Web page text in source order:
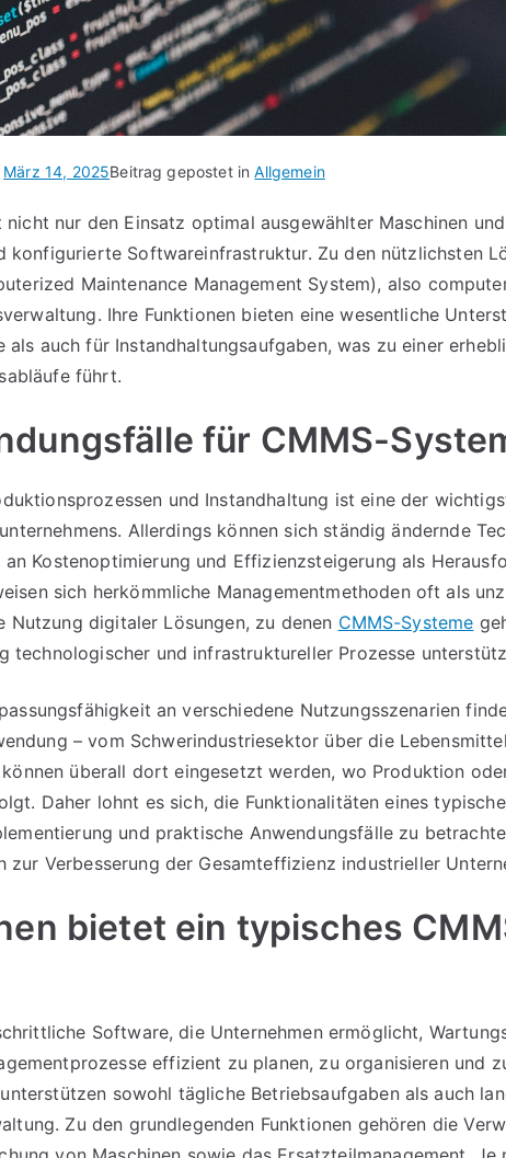
März 14, 2025Beitrag gepostet inAllgemein
nur den Einsatz optimal ausgewählter Maschinen
konfigurierte Softwareinfrastruktur. Zu den nützlichsten
Maintenance Management System), also
Ihre Funktionen bieten eine wesentliche
auch für Instandhaltungsaufgaben, was zu einer
führt.
für CMMS-
und Instandhaltung ist eine der
Allerdings können sich ständig ändernde
Kostenoptimierung und Effizienzsteigerung als
sich herkömmliche Managementmethoden oft als
digitaler Lösungen, zu denen CMMS-Systeme
technologischer und infrastruktureller Prozesse
an verschiedene Nutzungsszenarien
– vom Schwerindustriesektor über die
überall dort eingesetzt werden, wo Produktion
Daher lohnt es sich, die Funktionalitäten eines
und praktische Anwendungsfälle zu
zur Verbesserung der Gesamteffizienz industrieller
bietet ein typisches
Software, die Unternehmen ermöglicht,
effizient zu planen, zu organisieren und
sowohl tägliche Betriebsaufgaben als auch
Zu den grundlegenden Funktionen gehören die